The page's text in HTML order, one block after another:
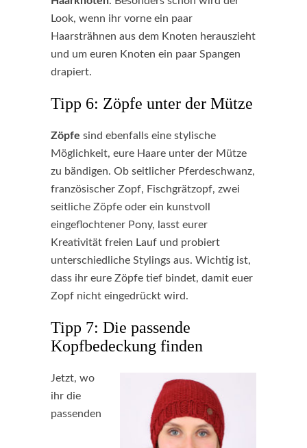
Look, wenn ihr vorne ein paar
Haarsträhnen aus dem Knoten herauszieht
und um euren Knoten ein paar Spangen
drapiert.
Tipp 6: Zöpfe unter der Mütze
Zöpfe sind ebenfalls eine stylische
Möglichkeit, eure Haare unter der Mütze
zu bändigen. Ob seitlicher Pferdeschwanz,
französischer Zopf, Fischgrätzopf, zwei
seitliche Zöpfe oder ein kunstvoll
eingeflochtener Pony, lasst eurer
Kreativität freien Lauf und probiert
unterschiedliche Stylings aus. Wichtig ist,
dass ihr eure Zöpfe tief bindet, damit euer
Zopf nicht eingedrückt wird.
Tipp 7: Die passende
Kopfbedeckung finden
Jetzt, wo
ihr die
passenden